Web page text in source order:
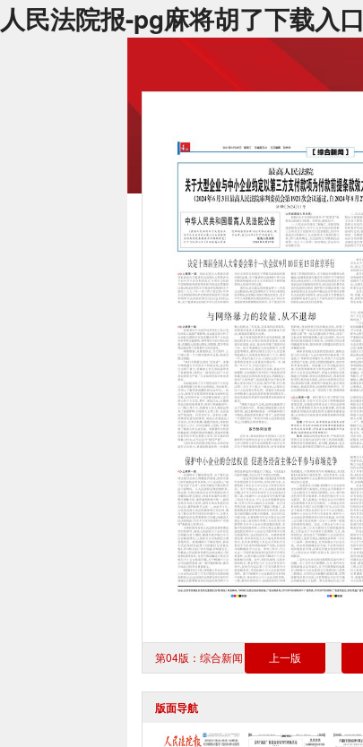
人民法院报-pg麻将胡了下载入口
第04版：综合新闻 上一版
版面导航